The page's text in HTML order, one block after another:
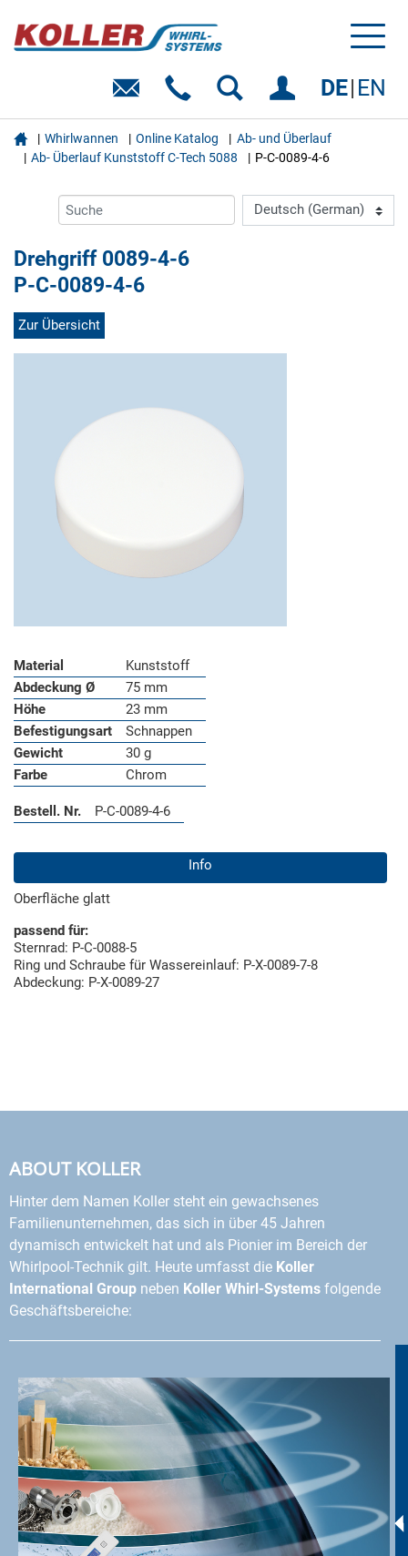
DE EN
 Whirlwannen Online Katalog
Ab- und Überlauf
Ab- Überlauf Kunststoff C-Tech 5088
P-C-0089-4-6
Drehgriff 0089-4-6
P-C-0089-4-6
Zur Übersicht
Material
Kunststoff
Abdeckung Ø
75 mm
Höhe
23 mm
Befestigungsart
Schnappen
Gewicht
30 g
Farbe
Chrom
Bestell. Nr. P-C-0089-4-6
Info
Oberfläche glatt
passend für:
Sternrad: P-C-0088-5
Ring und Schraube für Wassereinlauf: P-X-0089-7-8
Abdeckung: P-X-0089-27
ABOUT KOLLER
Hinter dem Namen Koller steht ein gewachsenes
Familienunternehmen, das sich in über 45 Jahren
dynamisch entwickelt hat und als Pionier im Bereich der
Whirlpool-Technik gilt. Heute umfasst die Koller
International Group neben Koller Whirl-Systems folgende
Geschäftsbereiche: